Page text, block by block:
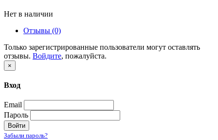
Нет в наличии
Отзывы (0)
Только зарегистрированные пользователи могут оставлять
отзывы. Войдите, пожалуйста.
×
Вход
Email
Пароль
Войти
Забыли пароль?